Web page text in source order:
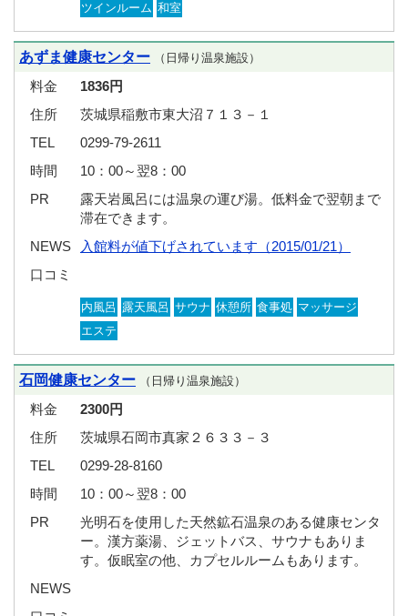
ツインルーム 和室
あずま健康センター （日帰り温泉施設）
料金
1836円
住所
茨城県稲敷市東大沼７１３－１
TEL
0299-79-2611
時間
10：00～翌8：00
PR
露天岩風呂には温泉の運び湯。低料金で翌朝まで
滞在できます。
NEWS
入館料が値下げされています（2015/01/21）
口コミ
内風呂 露天風呂 サウナ 休憩所 食事処 マッサージ
エステ
石岡健康センター （日帰り温泉施設）
料金
2300円
住所
茨城県石岡市真家２６３３－３
TEL
0299-28-8160
時間
10：00～翌8：00
PR
光明石を使用した天然鉱石温泉のある健康センタ
ー。漢方薬湯、ジェットバス、サウナもありま
す。仮眠室の他、カプセルルームもあります。
NEWS